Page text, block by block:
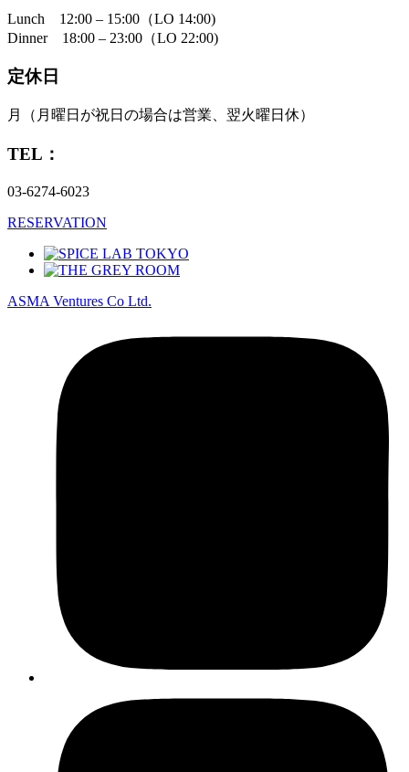
Lunch 12:00 – 15:00（LO 14:00)
Dinner 18:00 – 23:00（LO 22:00)
定休日
月（月曜日が祝日の場合は営業、翌火曜日休）
TEL：
03-6274-6023
RESERVATION
ASMA Ventures Co Ltd.